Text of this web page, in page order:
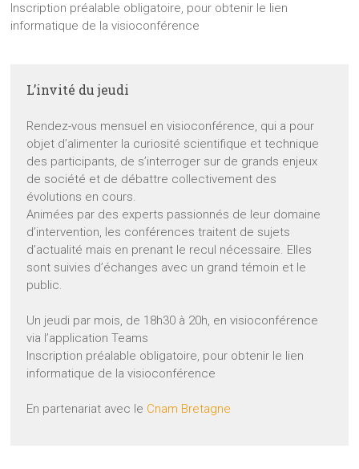
Inscription préalable obligatoire, pour obtenir le lien
informatique de la visioconférence
L’invité du jeudi
Rendez-vous mensuel en visioconférence, qui a pour
objet d’alimenter la curiosité scientifique et technique
des participants, de s’interroger sur de grands enjeux
de société et de débattre collectivement des
évolutions en cours.
Animées par des experts passionnés de leur domaine
d’intervention, les conférences traitent de sujets
d’actualité mais en prenant le recul nécessaire. Elles
sont suivies d’échanges avec un grand témoin et le
public.
Un jeudi par mois, de 18h30 à 20h, en visioconférence
via l’application Teams
Inscription préalable obligatoire, pour obtenir le lien
informatique de la visioconférence
En partenariat avec le Cnam Bretagne